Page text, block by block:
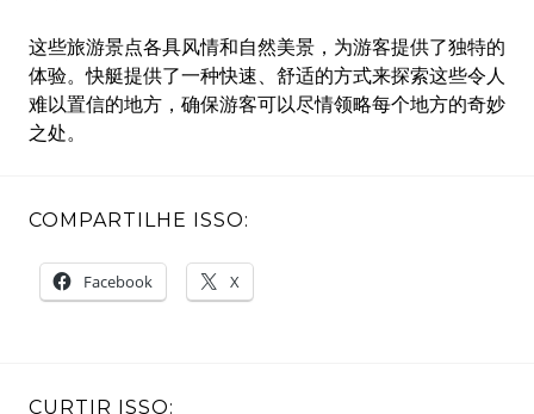
这些旅游景点各具风情和自然美景，为游客提供了独特的
体验。快艇提供了一种快速、舒适的方式来探索这些令人
难以置信的地方，确保游客可以尽情领略每个地方的奇妙
之处。
COMPARTILHE ISSO:
Facebook X
CURTIR ISSO: